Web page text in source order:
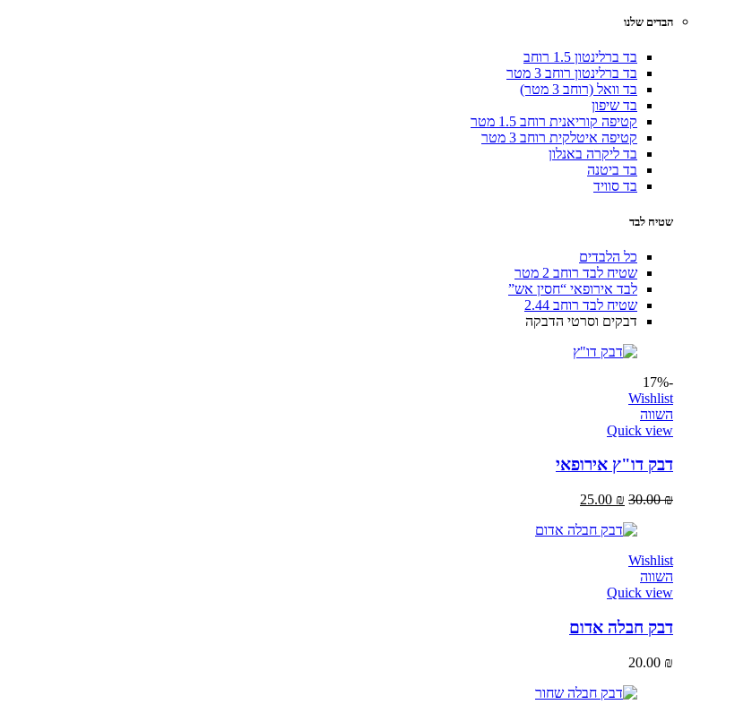
הבדים שלנו
בד ברלינטון 1.5 רוחב
בד ברלינטון רוחב 3 מטר
בד וואל (רוחב 3 מטר)
בד שיפון
קטיפה קוריאנית רוחב 1.5 מטר
קטיפה איטלקית רוחב 3 מטר
בד ליקרה באנלון
בד ביטנה
בד סוויד
שטיח לבד
כל הלבדים
שטיח לבד רוחב 2 מטר
לבד אירופאי “חסין אש”
שטיח לבד רוחב 2.44
דבקים וסרטי הדבקה
-17%
Wishlist
השווה
Quick view
דבק דו"ץ אירופאי
30.00₪
25.00 ₪
Wishlist
השווה
Quick view
דבק חבלה אדום
20.00 ₪